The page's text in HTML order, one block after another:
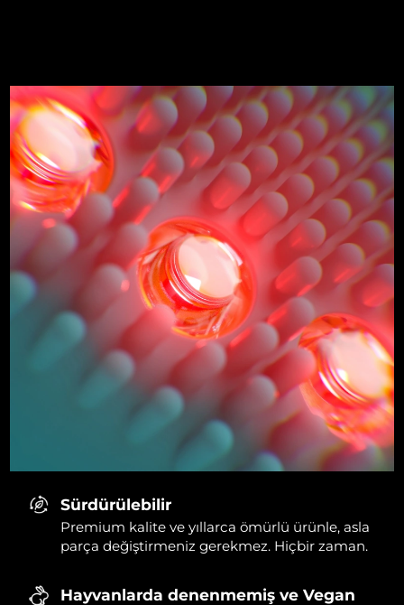
Sürdürülebilir
Premium kalite ve yıllarca ömürlü ürünle, asla
parça değiştirmeniz gerekmez. Hiçbir zaman.
Hayvanlarda denenmemiş ve Vegan